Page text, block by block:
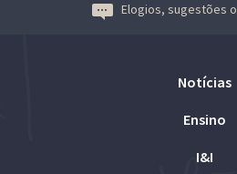
Elogios, sugestões
Notícias
Ensino
I&I